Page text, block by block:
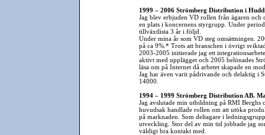
1999 – 2006 Strömberg Distribution i
Jag blev erbjuden VD rollen från ägaren
en plats i koncernens styrgrupp. Under
tillväxtlista 3 år i följd.
Under mina år som VD steg omsättningen.
på ca 9%.* Trots att branschen i övrigt
2003-2005 initierade jag ett
aktivt med upplägget och 2005 belönades
läsa om på Internet då arbetet skapade en
Jag har även varit pådrivande och delaktig i
14000.
1994 – 1999 Strömberg Distribution AB.
Jag avslutade min utbildning på RMI Berghs
huvudsak handlade rollen om att utöka
på marknaden. Som deltagare i
utveckling. Stor del av min tid jobbade jag
väldigt bra kontakt med.